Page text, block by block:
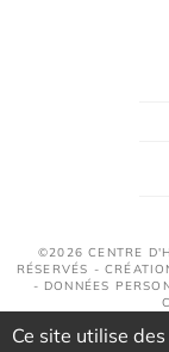
©2026 CENTRE
RÉSERVÉS -
- DONNÉES
Ce site utilise